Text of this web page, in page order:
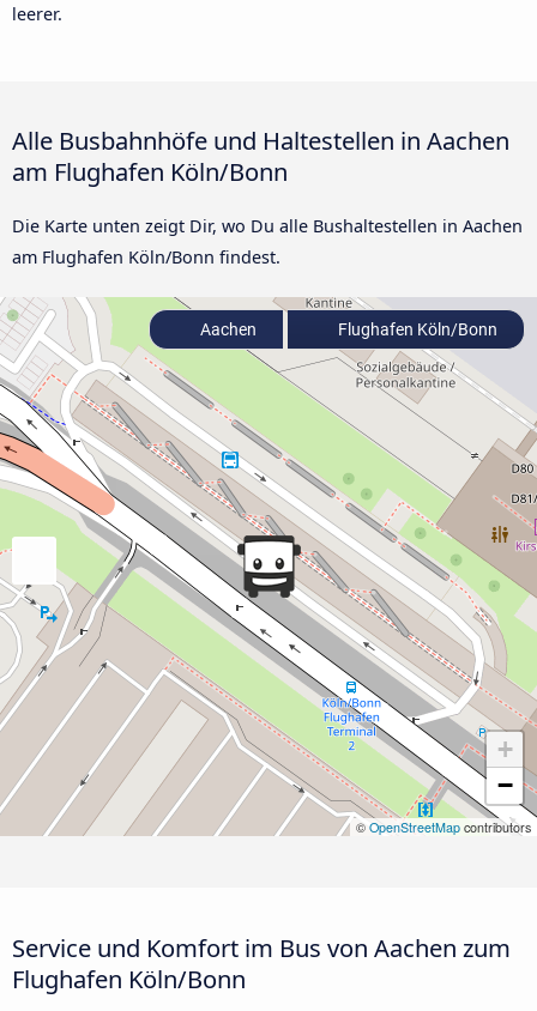
leerer.
Alle Busbahnhöfe und Haltestellen in Aachen
am Flughafen Köln/Bonn
Die Karte unten zeigt Dir, wo Du alle Bushaltestellen in Aachen
am Flughafen Köln/Bonn findest.
+
−
© OpenStreetMap contributors
Aachen Flughafen Köln/Bonn
Service und Komfort im Bus von Aachen zum
Flughafen Köln/Bonn